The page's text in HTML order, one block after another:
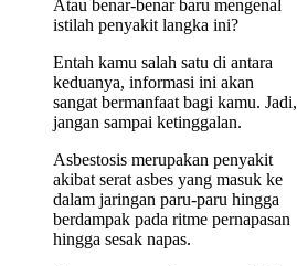
Atau benar-benar baru mengenal
istilah penyakit langka ini?
Entah kamu salah satu di antara
keduanya, informasi ini akan
sangat bermanfaat bagi kamu. Jadi,
jangan sampai ketinggalan.
Asbestosis merupakan penyakit
akibat serat asbes yang masuk ke
dalam jaringan paru-paru hingga
berdampak pada ritme pernapasan
hingga sesak napas.